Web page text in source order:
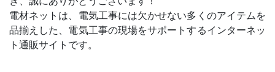
電材ネットは、電気工事には欠かせない多くのアイテムを
品揃えした、電気工事の現場をサポートするインターネッ
ト通販サイトです。